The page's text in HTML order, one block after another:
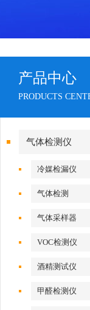
产品中心
PRODUCTS
气体检测仪
冷媒检漏仪
气体检测
气体采样器
VOC检测仪
酒精测试仪
甲醛检测仪